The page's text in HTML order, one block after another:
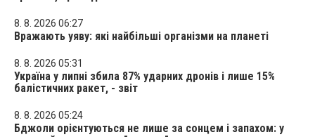
8. 8. 2026 06:27
Вражають уяву: які найбільші організми на планеті
8. 8. 2026 05:31
Україна у липні збила 87% ударних дронів і лише 15%
балістичних ракет, - звіт
8. 8. 2026 05:24
Бджоли орієнтуються не лише за сонцем і запахом: у